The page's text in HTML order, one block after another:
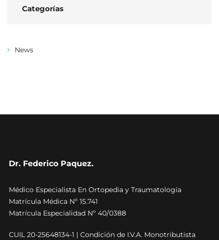
Categorías
News
Dr. Federico Paquez.
Médico Especialista En Ortopedia y Traumatología
Matrícula Médica Nº 15.741
Matrícula Especialidad Nº 40/0388
CUIL 20-25648134-1 | Condición de I.V.A. Monotributista